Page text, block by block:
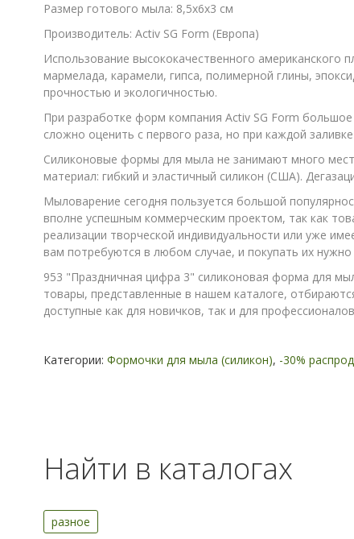
Размер готового мыла: 8,5х6х3 см
Производитель: Activ SG Form (Европа)
Использование высококачественного американского
мармелада, карамели, гипса, полимерной глины,
прочностью и экологичностью.
При разработке форм компания Activ SG Form
сложно оценить с первого раза, но при каждой
Силиконовые формы для мыла не занимают много
материал: гибкий и эластичный силикон (США).
Мыловарение сегодня пользуется большой
вполне успешным коммерческим проектом, так как
реализации творческой индивидуальности или уже
вам потребуются в любом случае, и покупать их
953 "Праздничная цифра 3" силиконовая форма для
товары, представленные в нашем каталоге,
доступные как для новичков, так и для
Категории: Формочки для мыла (силикон), -30%
Найти в каталогах
разное